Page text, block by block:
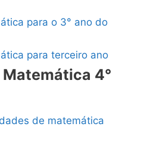
para o 3° ano do
para terceiro ano
4°
de matemática